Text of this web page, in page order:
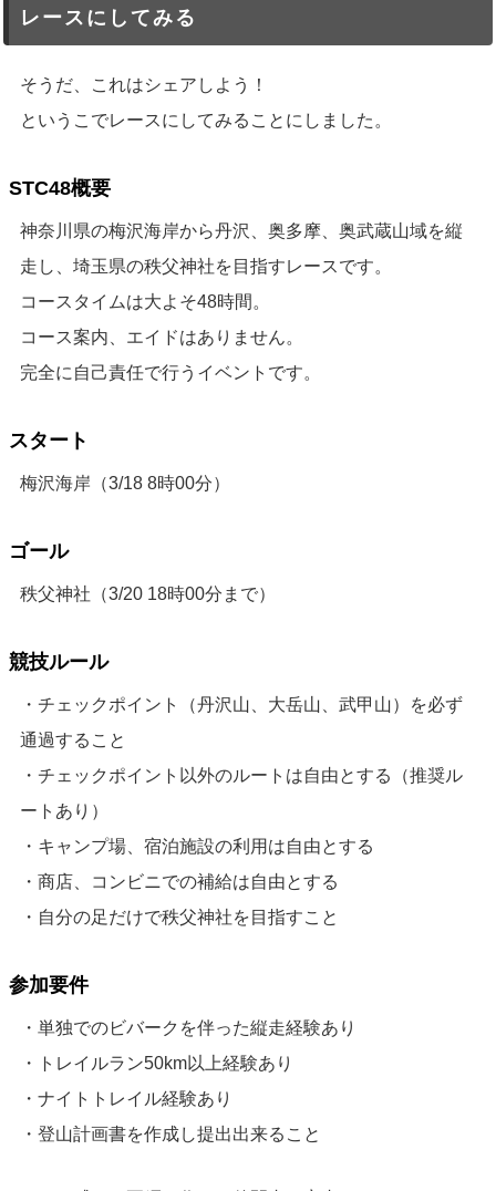
レースにしてみる
そうだ、これはシェアしよう！
というこでレースにしてみることにしました。
STC48概要
神奈川県の梅沢海岸から丹沢、奥多摩、奥武蔵山域を縦
走し、埼玉県の秩父神社を目指すレースです。
コースタイムは大よそ48時間。
コース案内、エイドはありません。
完全に自己責任で行うイベントです。
スタート
梅沢海岸（3/18 8時00分）
ゴール
秩父神社（3/20 18時00分まで）
競技ルール
・チェックポイント（丹沢山、大岳山、武甲山）を必ず
通過すること
・チェックポイント以外のルートは自由とする（推奨ル
ートあり）
・キャンプ場、宿泊施設の利用は自由とする
・商店、コンビニでの補給は自由とする
・自分の足だけで秩父神社を目指すこと
参加要件
・単独でのビバークを伴った縦走経験あり
・トレイルラン50km以上経験あり
・ナイトトレイル経験あり
・登山計画書を作成し提出出来ること